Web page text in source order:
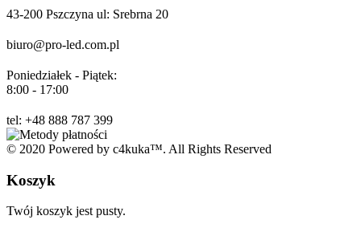
43-200 Pszczyna ul: Srebrna 20
biuro@pro-led.com.pl
Poniedziałek - Piątek:
8:00 - 17:00
tel: +48 888 787 399
© 2020 Powered by c4kuka™. All Rights Reserved
Koszyk
Twój koszyk jest pusty.